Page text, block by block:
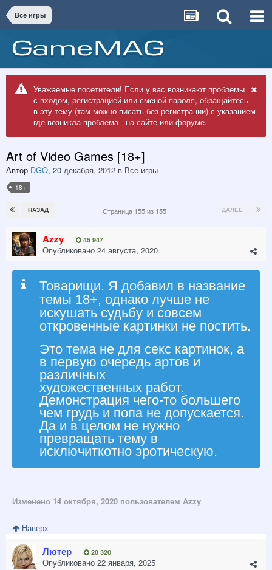
Все игры
Уважаемые посетители! Если у вас возникают проблемы
с входом, регистрацией или сменой пароля, обращайтесь
в эту тему (там можно писать без регистрации) с указанием
где возникла проблема - на сайте или форуме.
Art of Video Games [18+]
Автор DGQ, 20 декабря, 2012 в Все игры
18+
НАЗАД ДАЛЕЕ
Страница 155 из 155
Azzy 45 947
Опубликовано 24 августа, 2020
Товарищи. Я добавил в название
темы 18+, однако лучше не
искушать судьбу и совсем
откровенные картинки не постить.
Это тема не для секс картинок, а
в первую очередь артов и
различных
художественных работ.
Демонстрация чего-то большего
чем грудь и попа не допускается.
Да и в целом не нужно
превращать тему в
исключиткотно эротическую .
Изменено 14 октября, 2020 пользователем Azzy
Наверх
Лютер 20 320
Опубликовано 22 января, 2025